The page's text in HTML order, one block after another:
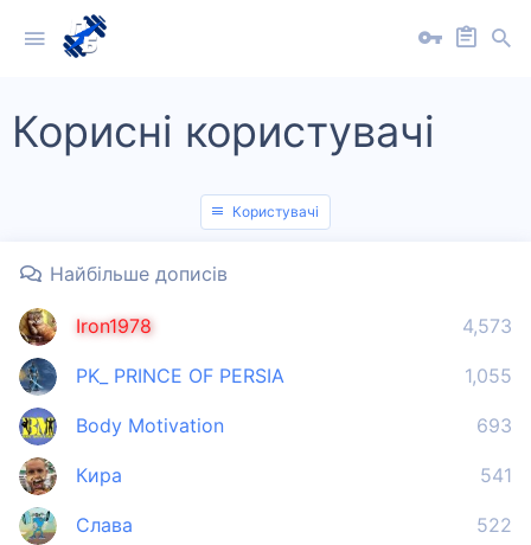
Корисні користувачі
Користувачі
Найбільше дописів
4,573
Iron1978
1,055
PK_ PRINCE OF PERSIA
693
Body Motivation
541
Кира
522
Слава